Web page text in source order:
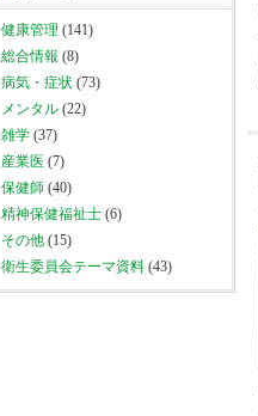
健康管理 (141)
総合情報 (8)
病気・症状 (73)
メンタル (22)
雑学 (37)
産業医 (7)
保健師 (40)
精神保健福祉士 (6)
その他 (15)
衛生委員会テーマ資料 (43)